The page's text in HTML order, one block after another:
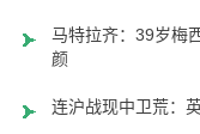
马特拉齐：39岁梅
颜
连沪战现中卫荒：